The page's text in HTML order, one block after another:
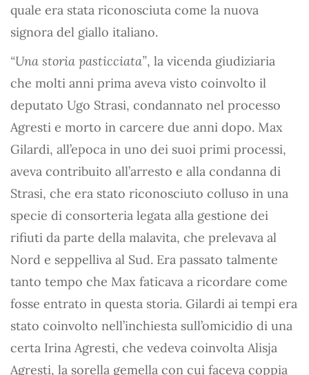
quale era stata riconosciuta come la nuova
signora del giallo italiano.
“Una storia pasticciata”, la vicenda giudiziaria
che molti anni prima aveva visto coinvolto il
deputato Ugo Strasi, condannato nel processo
Agresti e morto in carcere due anni dopo. Max
Gilardi, all’epoca in uno dei suoi primi processi,
aveva contribuito all’arresto e alla condanna di
Strasi, che era stato riconosciuto colluso in una
specie di consorteria legata alla gestio­ne dei
rifiuti da parte della malavita, che prelevava al
Nord e seppelliva al Sud. Era passato talmente
tanto tempo che Max faticava a ricordare come
fosse entrato in questa storia. Gilardi ai tempi era
stato coinvolto nell’inchiesta sull’omicidio di una
certa Irina Agresti, che vedeva coinvolta Alisja
Agresti, la sorella gemella con cui faceva coppia